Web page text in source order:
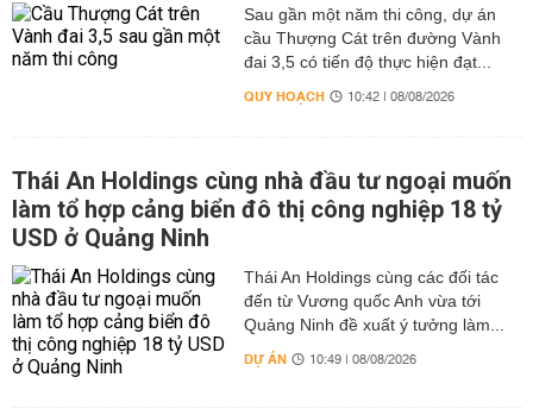
Sau gần một năm thi công, dự án
cầu Thượng Cát trên đường Vành
đai 3,5 có tiến độ thực hiện đạt...
QUY HOẠCH 10:42 | 08/08/2026
Thái An Holdings cùng nhà đầu tư ngoại muốn
làm tổ hợp cảng biển đô thị công nghiệp 18 tỷ
USD ở Quảng Ninh
Thái An Holdings cùng các đối tác
đến từ Vương quốc Anh vừa tới
Quảng Ninh đề xuất ý tưởng làm...
DỰ ÁN 10:49 | 08/08/2026